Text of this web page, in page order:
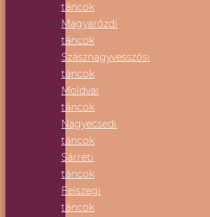
táncok
Magyarózdi
táncok
Szásznagyvesszősi
táncok
Moldvai
táncok
Nagyecsedi
táncok
Sárréti
táncok
Felszegi
táncok